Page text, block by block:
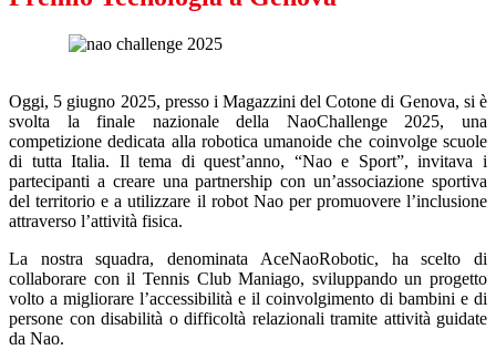
Oggi, 5 giugno 2025, presso i Magazzini del Cotone di Genova, si è
svolta la finale nazionale della NaoChallenge 2025, una
competizione dedicata alla robotica umanoide che coinvolge scuole
di tutta Italia. Il tema di quest’anno, “Nao e Sport”, invitava i
partecipanti a creare una partnership con un’associazione sportiva
del territorio e a utilizzare il robot Nao per promuovere l’inclusione
attraverso l’attività fisica.
La nostra squadra, denominata AceNaoRobotic, ha scelto di
collaborare con il Tennis Club Maniago, sviluppando un progetto
volto a migliorare l’accessibilità e il coinvolgimento di bambini e di
persone con disabilità o difficoltà relazionali tramite attività guidate
da Nao.